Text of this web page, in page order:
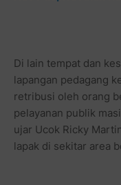
Di lain tempat dan
lapangan pedagang
retribusi oleh orang
pelayanan publik
ujar Ucok Ricky
lapak di sekitar area